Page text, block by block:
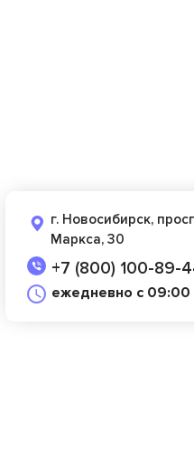
г. Новосибирск,
Маркса, 30
+7 (800) 100-89-
ежедневно с 09:00